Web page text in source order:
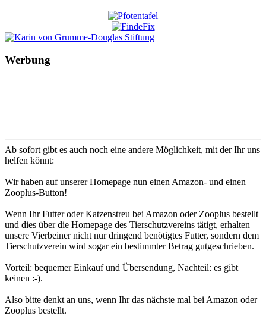
Werbung
Ab sofort gibt es auch noch eine andere Möglichkeit, mit der Ihr uns
helfen könnt:
Wir haben auf unserer Homepage nun einen Amazon- und einen
Zooplus-Button!
Wenn Ihr Futter oder Katzenstreu bei Amazon oder Zooplus bestellt
und dies über die Homepage des Tierschutzvereins tätigt, erhalten
unsere Vierbeiner nicht nur dringend benötigtes Futter, sondern dem
Tierschutzverein wird sogar ein bestimmter Betrag gutgeschrieben.
Vorteil: bequemer Einkauf und Übersendung, Nachteil: es gibt
keinen :-).
Also bitte denkt an uns, wenn Ihr das nächste mal bei Amazon oder
Zooplus bestellt.